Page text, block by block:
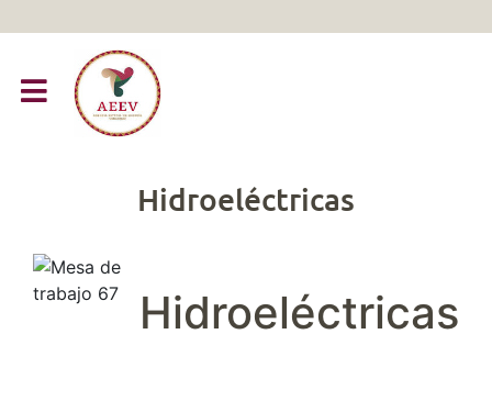
Hidroeléctricas
Hidroeléctricas